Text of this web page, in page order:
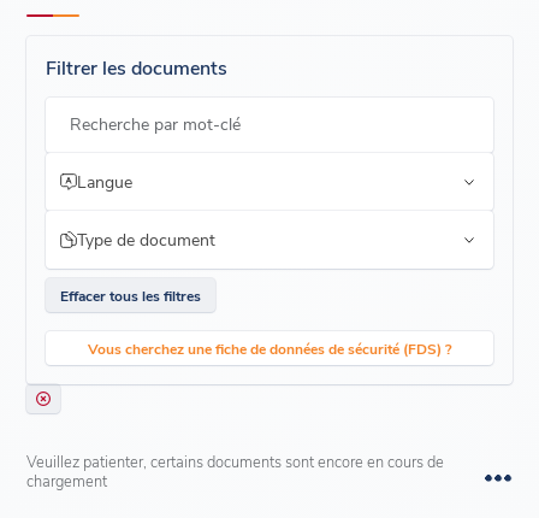
Filtrer les documents
Recherche par mot-clé
Langue
Type de document
Effacer tous les filtres
Vous cherchez une fiche de données de sécurité (FDS) ?
Veuillez patienter, certains documents sont encore en cours de
chargement